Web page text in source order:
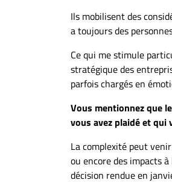
Ils mobilisent des
a toujours des
Ce qui me stimule
stratégique des
parfois chargés en
Vous mentionnez que
vous avez plaidé et qui
La complexité peut
ou encore des impacts
décision rendue en